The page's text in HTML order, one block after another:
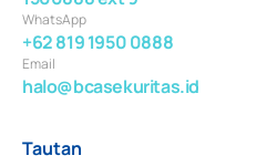
WhatsApp
+62 819 1950 0888
Email
halo@bcasekuritas.id
Tautan